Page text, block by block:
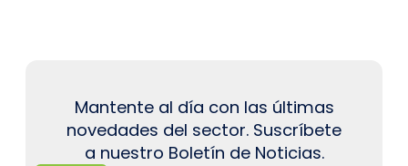
Mantente al día con las últimas
novedades del sector. Suscríbete
a nuestro Boletín de Noticias.